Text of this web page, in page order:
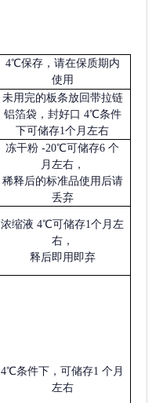
4℃保存，请在保质期内
使用
未用完的板条放回带拉链
铝箔袋，封好口 4℃条件
下可储存1个月左右
冻干粉 -20℃可储存6 个
月左右，
稀释后的标准品使用后请
丢弃
浓缩液 4℃可储存1个月左
右，
释后即用即弃
4℃条件下，可储存1 个月
左右